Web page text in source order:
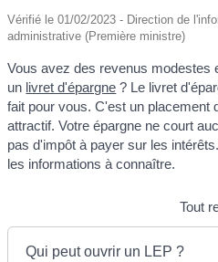
Vérifié le 01/02/2023 - Direction de
administrative (Première ministre)
Vous avez des revenus modestes
un livret d'épargne ? Le livret
fait pour vous. C'est un placement
attractif. Votre épargne ne court
pas d'impôt à payer sur les
les informations à connaître.
Tout
Qui peut ouvrir un LEP ?